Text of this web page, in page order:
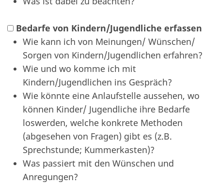
Bedarfe von Kindern/Jugendliche erfassen
Wie kann ich von Meinungen/ Wünschen/
Sorgen von Kindern/Jugendlichen erfahren?
Wie und wo komme ich mit
Kindern/Jugendlichen ins Gespräch?
Wie könnte eine Anlaufstelle aussehen, wo
können Kinder/ Jugendliche ihre Bedarfe
loswerden, welche konkrete Methoden
(abgesehen von Fragen) gibt es (z.B.
Sprechstunde; Kummerkasten)?
Was passiert mit den Wünschen und
Anregungen?